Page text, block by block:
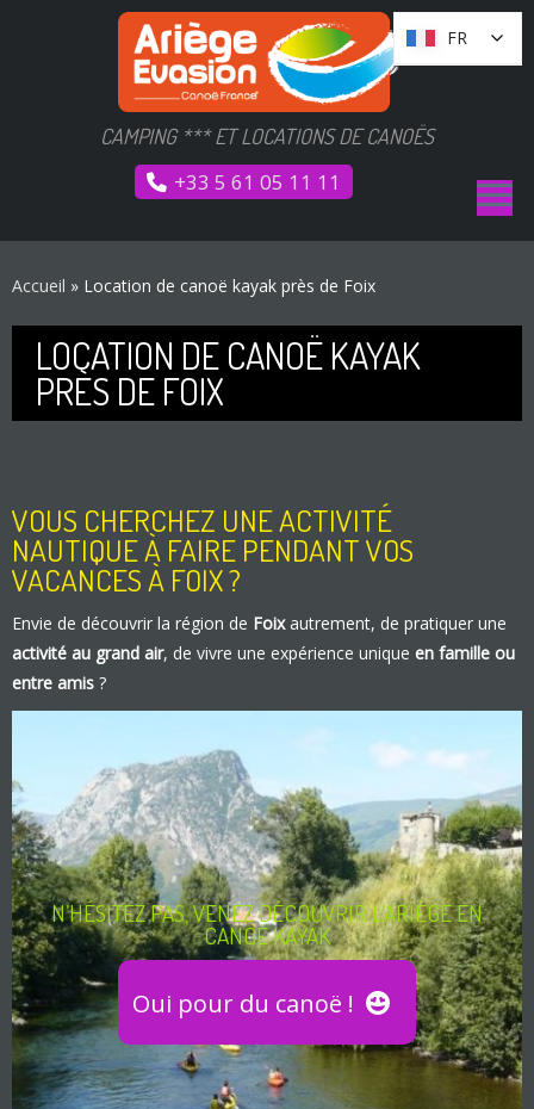
Panneau de gestion des cookies
CAMPING *** ET LOCATIONS DE CANOËS
+33 5 61 05 11 11
Accueil » Location de canoë kayak près de Foix
LOCATION DE CANOË KAYAK
PRÈS DE FOIX
VOUS CHERCHEZ UNE ACTIVITÉ
NAUTIQUE À FAIRE PENDANT VOS
VACANCES À FOIX ?
Envie de découvrir la région de Foixautrement, de pratiquer une
activité au grand air, de vivre une expérience unique en famille ou
entre amis ?
N’HÉSITEZ PAS, VENEZ DÉCOUVRIR L’ARIÈGE EN
CANOË KAYAK
Oui pour du canoë !
FR
FR